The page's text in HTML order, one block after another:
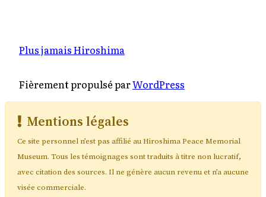
Plus jamais Hiroshima
Fièrement propulsé parWordPress
Mentions légales
Ce site personnel n’est pas affilié au Hiroshima Peace Memorial
Museum. Tous les témoignages sont traduits à titre non lucratif,
avec citation des sources. Il ne génère aucun revenu et n’a aucune
visée commerciale.